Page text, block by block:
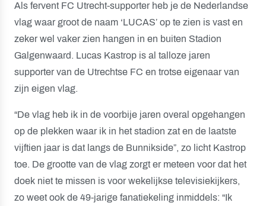
Als fervent FC Utrecht-supporter heb je de Nederlandse
vlag waar groot de naam ‘LUCAS’ op te zien is vast en
zeker wel vaker zien hangen in en buiten Stadion
Galgenwaard. Lucas Kastrop is al talloze jaren
supporter van de Utrechtse FC en trotse eigenaar van
zijn eigen vlag.
“De vlag heb ik in de voorbije jaren overal opgehangen
op de plekken waar ik in het stadion zat en de laatste
vijftien jaar is dat langs de Bunnikside”, zo licht Kastrop
toe. De grootte van de vlag zorgt er meteen voor dat het
doek niet te missen is voor wekelijkse televisiekijkers,
zo weet ook de 49-jarige fanatiekeling inmiddels: “Ik